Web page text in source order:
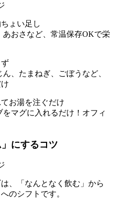
ょい足し
おさなど、常温保存OKで栄
、たまねぎ、ごぼうなど、
お湯を注ぐだけ
マグに入れるだけ！オフィ
にするコツ
、「なんとなく飲む」から
のシフトです。